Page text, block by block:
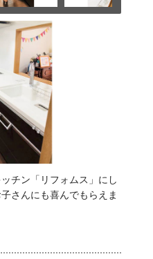
チン「リフォムス」にし
さんにも喜んでもらえま